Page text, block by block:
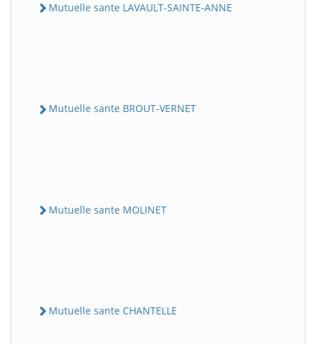
Mutuelle sante LAVAULT-SAINTE-ANNE
Mutuelle sante BROUT-VERNET
Mutuelle sante MOLINET
Mutuelle sante CHANTELLE